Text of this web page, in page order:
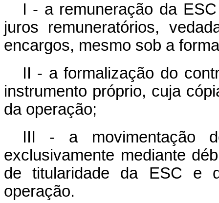
I - a remuneração da
juros remuneratórios,
encargos, mesmo sob a
II - a formalização do
instrumento próprio, cuja
da operação;
III - a movimentação
exclusivamente mediante
de titularidade da ESC e
operação.